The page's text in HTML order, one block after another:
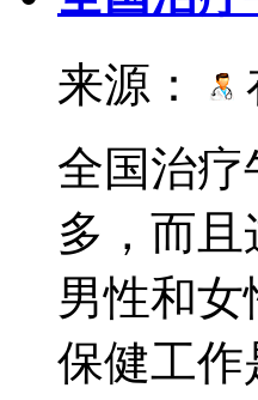
来源：
全国治
多，而
男性和
保健工作